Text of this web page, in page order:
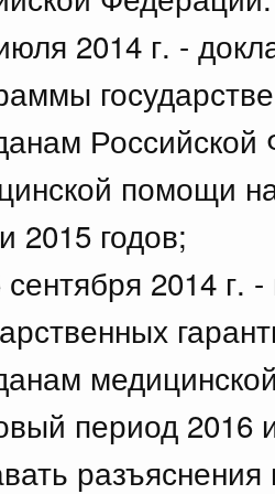
2014 г. -
помощи
2015 годов;
2014 г.
период 2016
в постановление
2021 г. № 2439
22 июля, среда
в постановление
2022 г. № 2177